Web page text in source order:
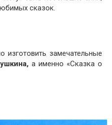
сказок.
замечательные
а именно «Сказка о